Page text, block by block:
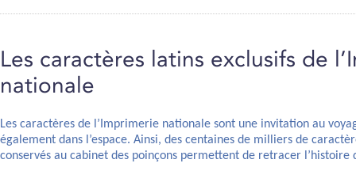
Les caractères latins exclusifs de
nationale
Les caractères de l’Imprimerie nationale sont une invitation au
également dans l’espace. Ainsi, des centaines de milliers de
conservés au cabinet des poinçons permettent de retracer l’histoire